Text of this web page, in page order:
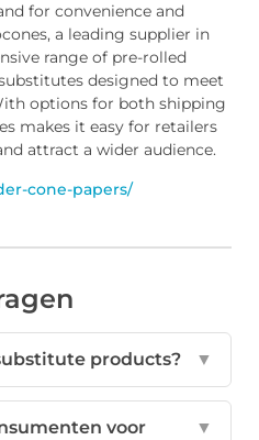
for convenience and
a leading supplier in
range of pre-rolled
designed to meet
options for both shipping
makes it easy for retailers
attract a wider audience.
cone-papers/
products? ▼
voor
▼